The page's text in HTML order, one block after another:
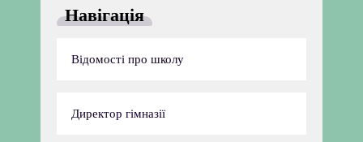
Навігація
Відомості про школу
Директор гімназії